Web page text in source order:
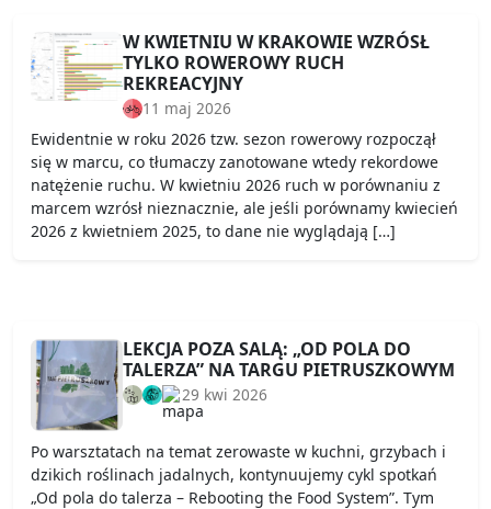
W KWIETNIU W KRAKOWIE WZRÓSŁ
TYLKO ROWEROWY RUCH
REKREACYJNY
11 maj 2026
Ewidentnie w roku 2026 tzw. sezon rowerowy rozpoczął
się w marcu, co tłumaczy zanotowane wtedy rekordowe
natężenie ruchu. W kwietniu 2026 ruch w porównaniu z
marcem wzrósł nieznacznie, ale jeśli porównamy kwiecień
2026 z kwietniem 2025, to dane nie wyglądają […]
LEKCJA POZA SALĄ: „OD POLA DO
TALERZA” NA TARGU PIETRUSZKOWYM
29 kwi 2026
Po warsztatach na temat zerowaste w kuchni, grzybach i
dzikich roślinach jadalnych, kontynuujemy cykl spotkań
„Od pola do talerza – Rebooting the Food System”. Tym